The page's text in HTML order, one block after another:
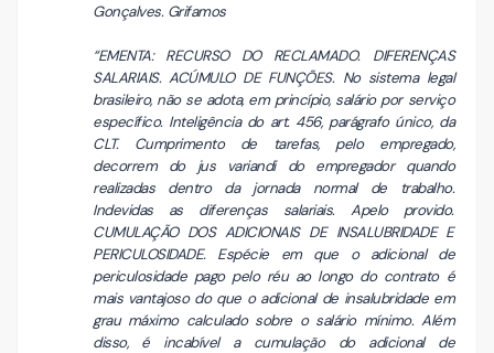
Gonçalves. Grifamos
“EMENTA: RECURSO DO RECLAMADO. DIFERENÇAS
SALARIAIS. ACÚMULO DE FUNÇÕES. No sistema legal
brasileiro, não se adota, em princípio, salário por serviço
específico. Inteligência do art. 456, parágrafo único, da
CLT. Cumprimento de tarefas, pelo empregado,
decorrem do jus variandi do empregador quando
realizadas dentro da jornada normal de trabalho.
Indevidas as diferenças salariais. Apelo provido.
CUMULAÇÃO DOS ADICIONAIS DE INSALUBRIDADE E
PERICULOSIDADE. Espécie em que o adicional de
periculosidade pago pelo réu ao longo do contrato é
mais vantajoso do que o adicional de insalubridade em
grau máximo calculado sobre o salário mínimo. Além
disso, é incabível a cumulação do adicional de